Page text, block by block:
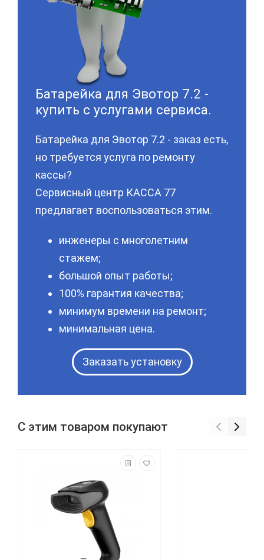
Батарейка для Эвотор 7.2 -
купить с услугами сервиса.
Батарейка для Эвотор 7.2 - заказ есть,
но требуется услуга по ремонту
кассы?
Сервисный центр КАССА 77
предлагает воспользоваться этим.
инженеры с многолетним
стажем;
большой опыт работы;
100% гарантия качества;
минимум времени на ремонт;
минимальная цена.
Заказать установку
С этим товаром покупают